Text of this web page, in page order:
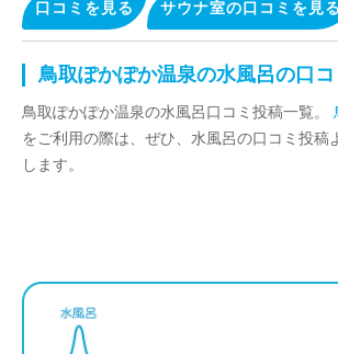
口コミを見る サウナ室の口コミを見る
鳥取ぽかぽか温泉の水風呂の口
鳥取ぽかぽか温泉の水風呂口コミ投稿一覧。
をご利用の際は、ぜひ、水風呂の口コミ投稿
します。